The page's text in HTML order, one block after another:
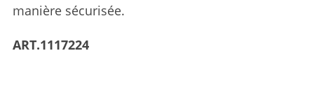
manière sécurisée.
ART.1117224